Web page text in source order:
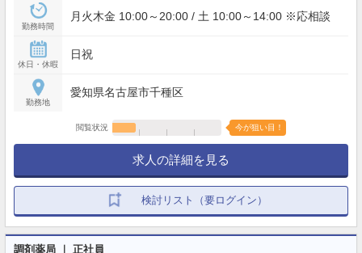
勤務時間
月火木金 10:00～20:00 / 土 10:00～14:00 ※応相談
休日・休暇
日祝
勤務地
愛知県名古屋市千種区
閲覧状況 今が狙い目！
求人の詳細を見る
検討リスト（要ログイン）
調剤薬局 ｜ 正社員